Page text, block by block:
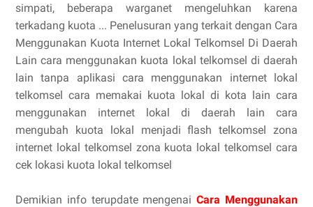
simpati, beberapa warganet mengeluhkan karena
terkadang kuota ... Penelusuran yang terkait dengan Cara
Menggunakan Kuota Internet Lokal Telkomsel Di Daerah
Lain cara menggunakan kuota lokal telkomsel di daerah
lain tanpa aplikasi cara menggunakan internet lokal
telkomsel cara memakai kuota lokal di kota lain cara
menggunakan internet lokal di daerah lain cara
mengubah kuota lokal menjadi flash telkomsel zona
internet lokal telkomsel zona kuota lokal telkomsel cara
cek lokasi kuota lokal telkomsel
Demikian info terupdate mengenaiCara Menggunakan